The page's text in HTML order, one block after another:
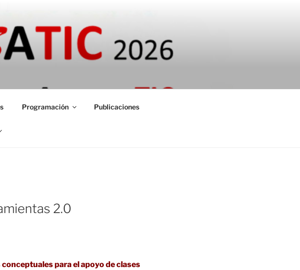
Programación Publicaciones
2.0
para el apoyo de clases